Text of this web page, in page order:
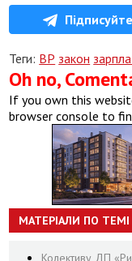
Теги: ВР закон
Oh no,
If you own this
browser console to
МАТЕРІАЛИ ПО ТЕМІ
Колективу ДП